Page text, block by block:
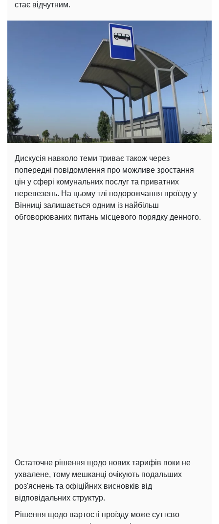
стає відчутним.
Дискусія навколо теми триває також через
попередні повідомлення про можливе зростання
цін у сфері комунальних послуг та приватних
перевезень. На цьому тлі подорожчання проїзду у
Вінниці залишається одним із найбільш
обговорюваних питань місцевого порядку денного.
Остаточне рішення щодо нових тарифів поки не
ухвалене, тому мешканці очікують подальших
роз'яснень та офіційних висновків від
відповідальних структур.
Рішення щодо вартості проїзду може суттєво